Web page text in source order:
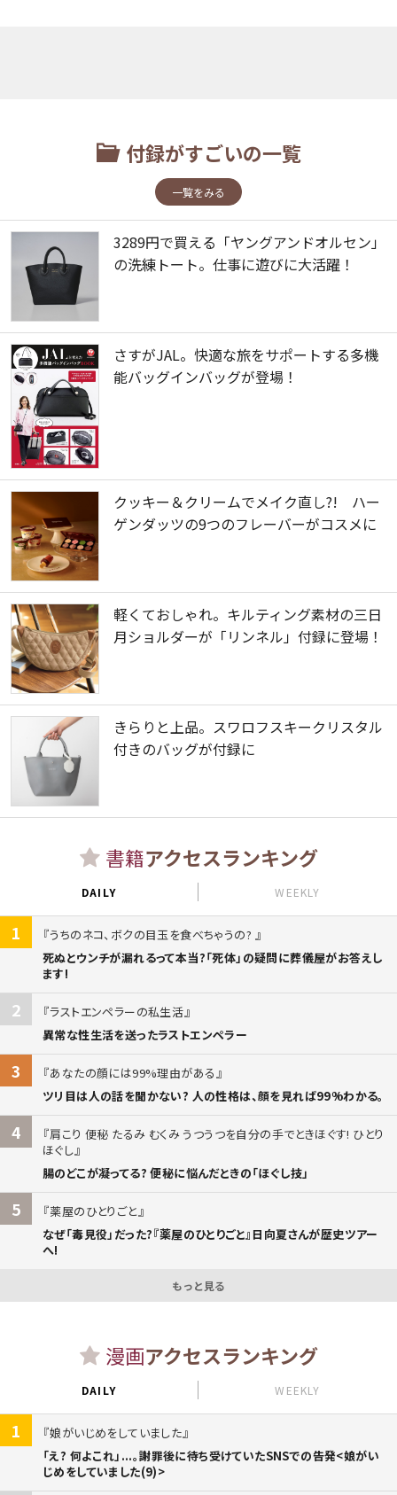
付録がすごいの一覧
一覧をみる
3289円で買える「ヤングアンドオルセン」
の洗練トート。仕事に遊びに大活躍！
さすがJAL。快適な旅をサポートする多機
能バッグインバッグが登場！
クッキー＆クリームでメイク直し?! ハー
ゲンダッツの9つのフレーバーがコスメに
軽くておしゃれ。キルティング素材の三日
月ショルダーが「リンネル」付録に登場！
きらりと上品。スワロフスキークリスタル
付きのバッグが付録に
書籍アクセスランキング
DAILY WEEKLY
1
うちのネコ、ボクの目玉を食べちゃうの?
死ぬとウンチが漏れるって本当?「死体」の疑問に葬儀屋がお答えし
ます!
2
ラストエンペラーの私生活
異常な性生活を送ったラストエンペラー
3
あなたの顔には99%理由がある
ツリ目は人の話を聞かない? 人の性格は、顔を見れば99%わかる。
4
肩こり 便秘 たるみ むくみ うつうつを自分の手でときほぐす! ひとり
ほぐし
腸のどこが凝ってる? 便秘に悩んだときの「ほぐし技」
5
薬屋のひとりごと
なぜ「毒見役」だった?『薬屋のひとりごと』日向夏さんが歴史ツアー
へ!
もっと見る
漫画アクセスランキング
DAILY WEEKLY
1
娘がいじめをしていました
「え? 何よこれ」...。謝罪後に待ち受けていたSNSでの告発<娘がい
じめをしていました(9)>